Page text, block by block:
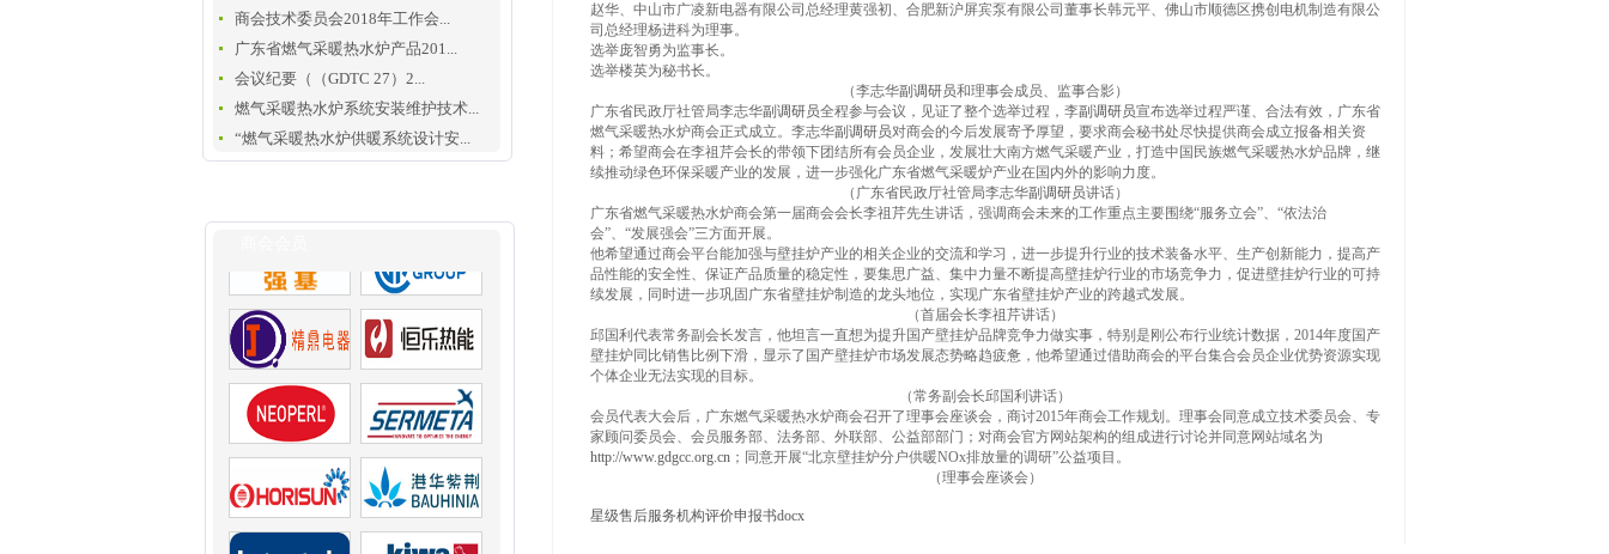
商会技术委员会2018年工作会...
广东省燃气采暖热水炉产品201...
会议纪要（（GDTC 27）2...
燃气采暖热水炉系统安装维护技术...
“燃气采暖热水炉供暖系统设计安...
赵华、中山市广凌新电器有限公司总经理黄强初、合肥新沪屏宾泵有限公司董事长韩元平、佛山市顺德区携创电机制造有限公
司总经理杨进科为理事。
选举庞智勇为监事长。
选举楼英为秘书长。
（李志华副调研员和理事会成员、监事合影）
广东省民政厅社管局李志华副调研员全程参与会议，见证了整个选举过程，李副调研员宣布选举过程严谨、合法有效，广东省
燃气采暖热水炉商会正式成立。李志华副调研员对商会的今后发展寄予厚望，要求商会秘书处尽快提供商会成立报备相关资
料；希望商会在李祖芹会长的带领下团结所有会员企业，发展壮大南方燃气采暖产业，打造中国民族燃气采暖热水炉品牌，继
续推动绿色环保采暖产业的发展，进一步强化广东省燃气采暖炉产业在国内外的影响力度。
（广东省民政厅社管局李志华副调研员讲话）
广东省燃气采暖热水炉商会第一届商会会长李祖芹先生讲话，强调商会未来的工作重点主要围绕“服务立会”、“依法治
会”、“发展强会”三方面开展。
他希望通过商会平台能加强与壁挂炉产业的相关企业的交流和学习，进一步提升行业的技术装备水平、生产创新能力，提高产
品性能的安全性、保证产品质量的稳定性，要集思广益、集中力量不断提高壁挂炉行业的市场竞争力，促进壁挂炉行业的可持
续发展，同时进一步巩固广东省壁挂炉制造的龙头地位，实现广东省壁挂炉产业的跨越式发展。
（首届会长李祖芹讲话）
邱国利代表常务副会长发言，他坦言一直想为提升国产壁挂炉品牌竞争力做实事，特别是刚公布行业统计数据，2014年度国产
壁挂炉同比销售比例下滑，显示了国产壁挂炉市场发展态势略趋疲惫，他希望通过借助商会的平台集合会员企业优势资源实现
个体企业无法实现的目标。
（常务副会长邱国利讲话）
会员代表大会后，广东燃气采暖热水炉商会召开了理事会座谈会，商讨2015年商会工作规划。理事会同意成立技术委员会、专
家顾问委员会、会员服务部、法务部、外联部、公益部部门；对商会官方网站架构的组成进行讨论并同意网站域名为
http://www.gdgcc.org.cn；同意开展“北京壁挂炉分户供暖NOx排放量的调研”公益项目。
（理事会座谈会）
星级售后服务机构评价申报书docx